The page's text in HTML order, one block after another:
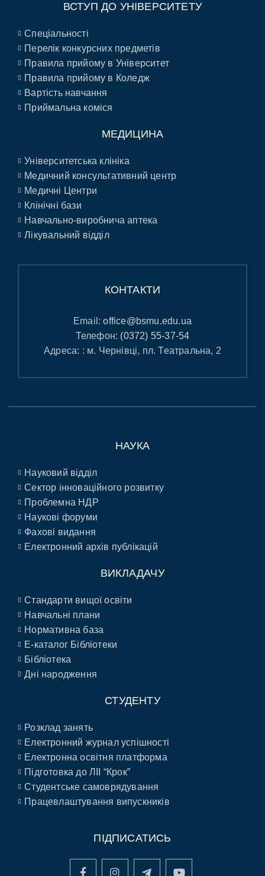
ВСТУП ДО УНІВЕРСИТЕТУ
Спеціальності
Перелік конкурсних предметів
Правила прийому в Університет
Правила прийому в Коледж
Вартість навчання
Приймальна коміся
МЕДИЦИНА
Університетська клініка
Медичний консультативний центр
Медичні Центри
Клінічні бази
Навчально-виробнича аптека
Лікувальний відділ
КОНТАКТИ
Email:office@bsmu.edu.ua
Телефон: (0372) 55-37-54
Адреса: : м. Чернівці, пл. Театральна, 2
НАУКА
Науковий відділ
Сектор інноваційного розвитку
Проблемна НДР
Наукові форуми
Фахові видання
Електронний архів публікацій
ВИКЛАДАЧУ
Стандарти вищої освіти
Навчальні плани
Нормативна база
E-каталог Бібліотеки
Бібліотека
Дні народження
СТУДЕНТУ
Розклад занять
Електронний журнал успішності
Електронна освітня платформа
Підготовка до ЛІІ “Крок”
Студентське самоврядування
Працевлаштування випускників
ПІДПИСАТИСЬ